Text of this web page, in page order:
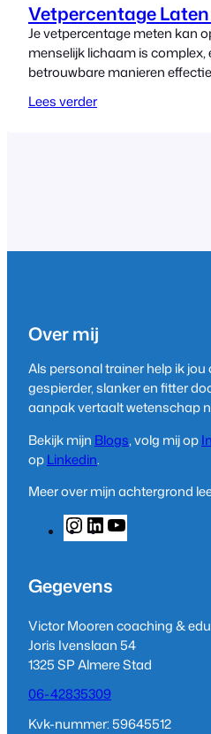
Vetpercentage
Je vetpercentage meten kan
menselijk lichaam is
betrouwbare manieren
Lees verder
Over mij
Als personal trainer help ik
gespierder, slanker en fitter
aanpak vertaalt wetenschap
Bekijk mijn Blogs, volg mij op
opLinkedin.
Meer over mijn achtergrond
n
t
g
r
a
L
i
k
d
I
n
o
b
e
Gegevens
Victor Mooren coaching &
Joris Ivenslaan 54
1325 SP Almere Stad
06-42835309
Kvk-nummer: 59645512